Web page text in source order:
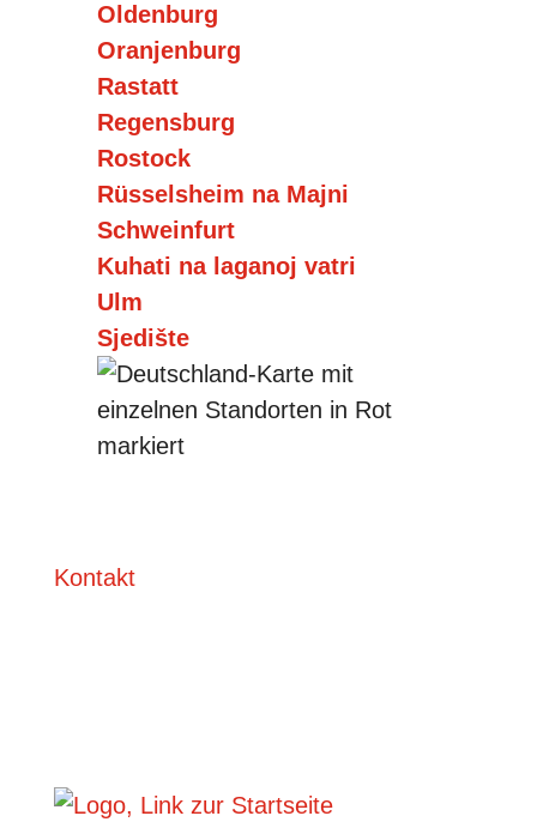
Oldenburg
Oranjenburg
Rastatt
Regensburg
Rostock
Rüsselsheim na Majni
Schweinfurt
Kuhati na laganoj vatri
Ulm
Sjedište
Kontakt